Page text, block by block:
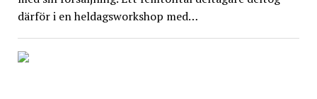
därför i en heldagsworkshop med…